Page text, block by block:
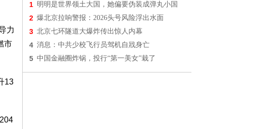
力
市
13
1 明明是世界领土大国，她偏要伪装成弹丸小国
2 爆北京拉响警报：2026头号风险浮出水面
3 北京七环隧道大爆炸传出惊人内幕
4 消息：中共少校飞行员驾机自戕身亡
5 中国金融圈炸锅，投行“第一美女”栽了